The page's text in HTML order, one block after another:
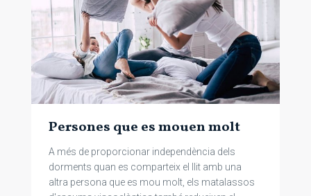
Persones que es mouen molt
A més de proporcionar independència dels
dorments quan es comparteix el llit amb una
altra persona que es mou molt, els matalassos